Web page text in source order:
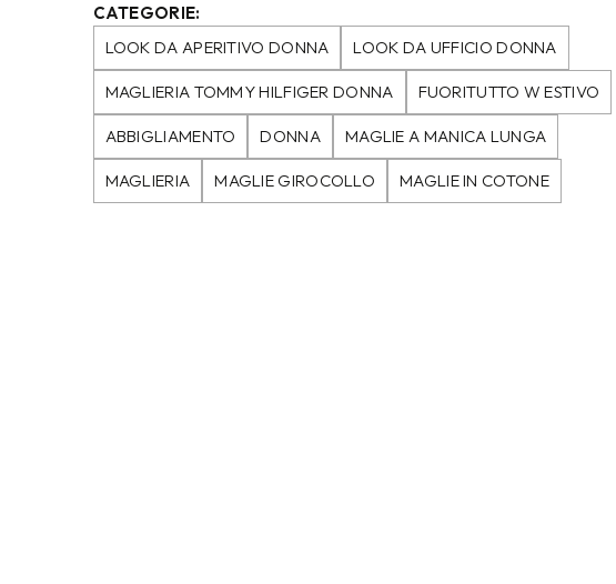
CATEGORIE:
LOOK DA APERITIVO DONNA
LOOK DA UFFICIO DONNA
MAGLIERIA TOMMY HILFIGER DONNA FUORITUTTO W ESTIVO
ABBIGLIAMENTO DONNA MAGLIE A MANICA LUNGA
MAGLIERIA MAGLIE GIROCOLLO MAGLIE IN COTONE